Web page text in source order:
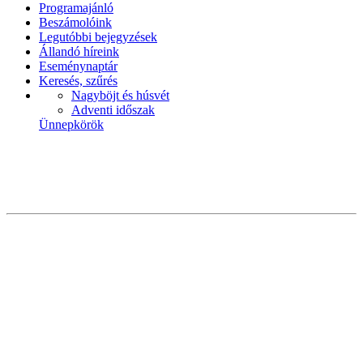
Programajánló
Beszámolóink
Legutóbbi bejegyzések
Állandó híreink
Eseménynaptár
Keresés, szűrés
Nagyböjt és húsvét
Adventi időszak
Ünnepkörök